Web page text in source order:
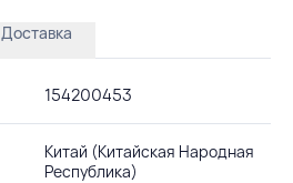
Доставка
154200453
Китай (Китайская Народная
Республика)